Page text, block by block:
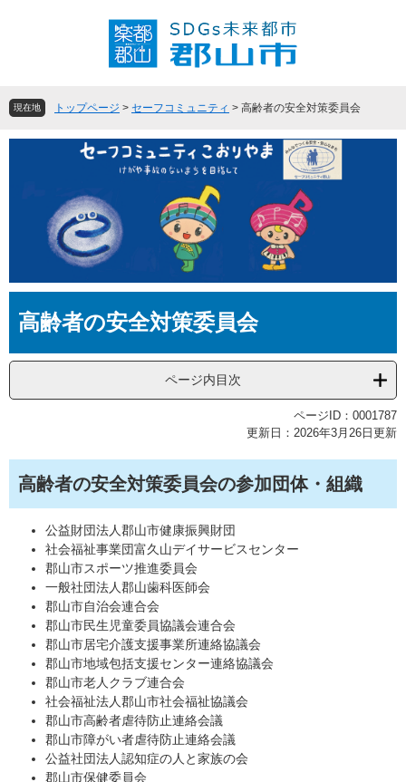
頭
す
飛
し
現在地 トップページ > セーフコミュニティ > 高齢者の安全対策委員会
文高齢者の安全対策委員会
ページ内目次
ページID：0001787
更新日：2026年3月26日更新
高齢者の安全対策委員会の参加団体・組織
公益財団法人郡山市健康振興財団
社会福祉事業団富久山デイサービスセンター
郡山市スポーツ推進委員会
一般社団法人郡山歯科医師会
郡山市自治会連合会
郡山市民生児童委員協議会連合会
郡山市居宅介護支援事業所連絡協議会
郡山市地域包括支援センター連絡協議会
郡山市老人クラブ連合会
社会福祉法人郡山市社会福祉協議会
郡山市高齢者虐待防止連絡会議
郡山市障がい者虐待防止連絡会議
公益社団法人認知症の人と家族の会
郡山市保健委員会